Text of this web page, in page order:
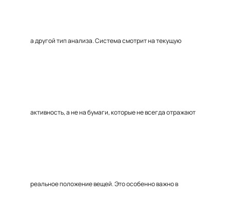
а другой тип анализа. Система смотрит на текущую
активность, а не на бумаги, которые не всегда отражают
реальное положение вещей. Это особенно важно в